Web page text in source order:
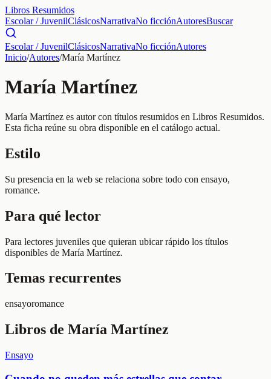
Libros Resumidos
Escolar / JuvenilClásicosNarrativaNo ficciónAutoresBuscar
Escolar / JuvenilClásicosNarrativaNo ficciónAutores
Inicio/Autores/María Martínez
María Martínez
María Martínez es autor con títulos resumidos en Libros Resumidos.
Esta ficha reúne su obra disponible en el catálogo actual.
Estilo
Su presencia en la web se relaciona sobre todo con ensayo,
romance.
Para qué lector
Para lectores juveniles que quieran ubicar rápido los títulos
disponibles de María Martínez.
Temas recurrentes
ensayoromance
Libros de María Martínez
Ensayo